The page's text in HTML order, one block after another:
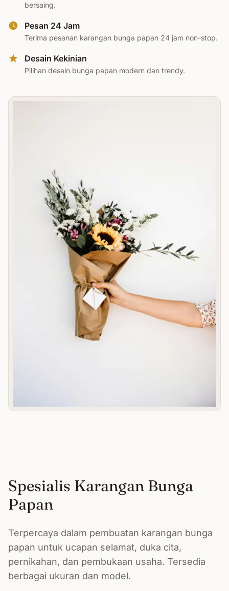
bersaing.
Pesan 24 Jam
Terima pesanan karangan bunga papan 24 jam non-stop.
Desain Kekinian
Pilihan desain bunga papan modern dan trendy.
Spesialis Karangan Bunga
Papan
Terpercaya dalam pembuatan karangan bunga
papan untuk ucapan selamat, duka cita,
pernikahan, dan pembukaan usaha. Tersedia
berbagai ukuran dan model.